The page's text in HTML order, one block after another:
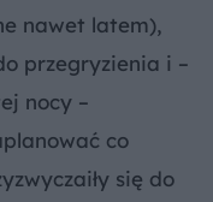
nawet latem),
przegryzienia i –
nocy –
co
się do